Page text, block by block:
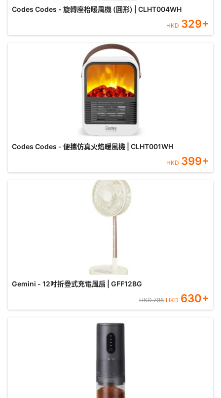
Codes Codes - 旋轉座枱暖風機 (圓形) | CLHT004WH
HKD 329+
Codes Codes - 便攜仿真火焰暖風機 | CLHT001WH
HKD 399+
Gemini - 12吋折疊式充電風扇 | GFF12BG
HKD788 HKD 630+